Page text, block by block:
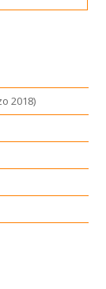
2018)